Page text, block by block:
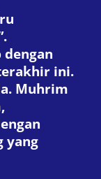
dengan
ini.
Muhrim
yang